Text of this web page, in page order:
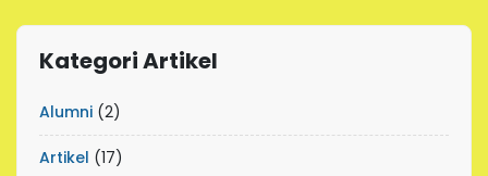
Kategori Artikel
Alumni (2)
Artikel (17)